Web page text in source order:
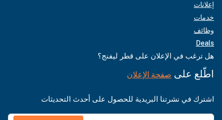
إعلانات
خدمات
وظائف
Deals
هل ترغب في الإعلان على قطر ليفنج؟
اطّلع على صفحة الإعلان
اشترك في نشرتنا البريدية للحصول على أحدث التحديثات